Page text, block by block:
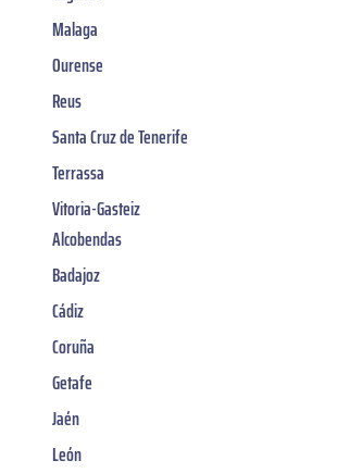
Malaga
Ourense
Reus
Santa Cruz de Tenerife
Terrassa
Vitoria-Gasteiz
Alcobendas
Badajoz
Cádiz
Coruña
Getafe
Jaén
León